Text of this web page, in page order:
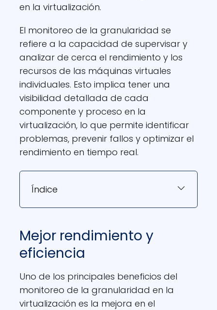
en la virtualización.
El monitoreo de la granularidad se
refiere a la capacidad de supervisar y
analizar de cerca el rendimiento y los
recursos de las máquinas virtuales
individuales. Esto implica tener una
visibilidad detallada de cada
componente y proceso en la
virtualización, lo que permite identificar
problemas, prevenir fallos y optimizar el
rendimiento en tiempo real.
Índice
Mejor rendimiento y
eficiencia
Uno de los principales beneficios del
monitoreo de la granularidad en la
virtualización es la mejora en el